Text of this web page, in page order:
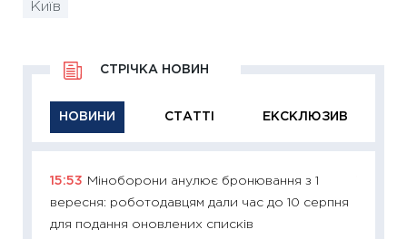
Київ
НОВИНИ СТАТТІ ЕКСКЛЮЗИВ
СТРІЧКА НОВИН
15:53 Міноборони анулює бронювання з 1
вересня: роботодавцям дали час до 10 серпня
для подання оновлених списків